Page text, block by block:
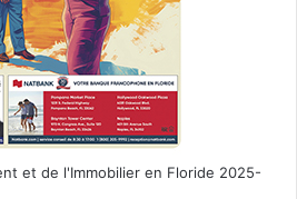
et de l'Immobilier en Floride 2025-